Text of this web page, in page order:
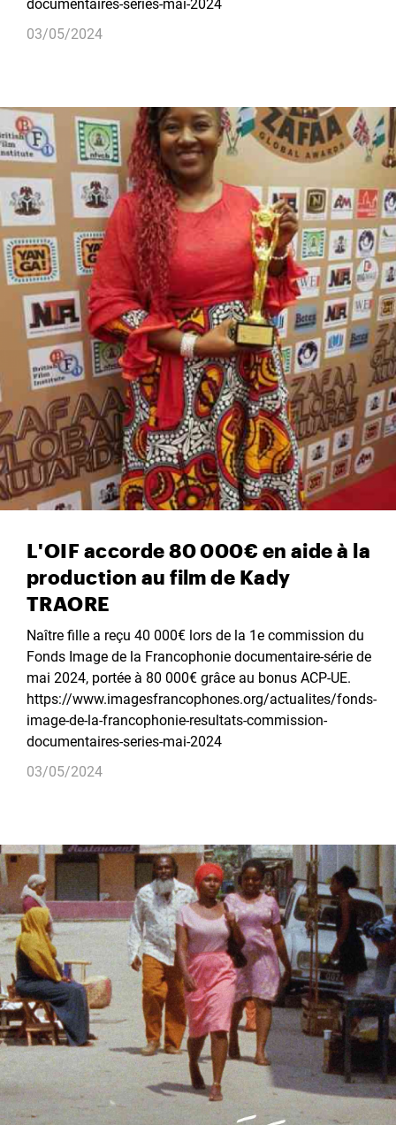
documentaires-series-mai-2024
03/05/2024
L'OIF accorde 80 000€ en aide à la
production au film de Kady
TRAORE
Naître fille a reçu 40 000€ lors de la 1e commission du
Fonds Image de la Francophonie documentaire-série de
mai 2024, portée à 80 000€ grâce au bonus ACP-UE.
https://www.imagesfrancophones.org/actualites/fonds-
image-de-la-francophonie-resultats-commission-
documentaires-series-mai-2024
03/05/2024